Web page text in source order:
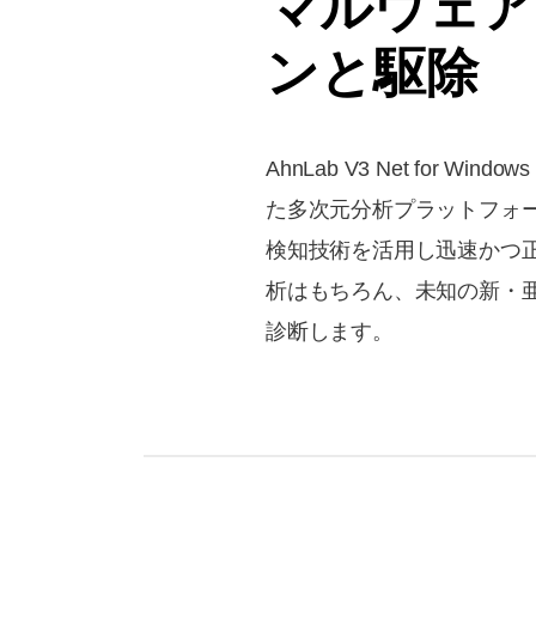
ンと駆除
AhnLab V3 Net for
た多次元分析プラットフォ
検知技術を活用し迅速かつ
析はもちろん、未知の新・
診断します。